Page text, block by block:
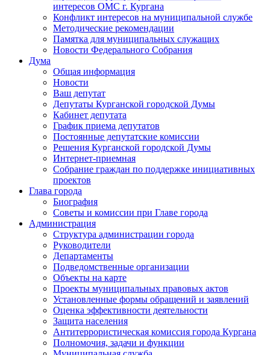
интересов ОМС г. Кургана
Конфликт интересов на муниципальной службе
Методические рекомендации
Памятка для муниципальных служащих
Новости Федерального Cобрания
Дума
Общая информация
Новости
Ваш депутат
Депутаты Курганской городской Думы
Кабинет депутата
График приема депутатов
Постоянные депутатские комиссии
Решения Курганской городской Думы
Интернет-приемная
Собрание граждан по поддержке инициативных
проектов
Глава города
Биография
Советы и комиссии при Главе города
Администрация
Структура администрации города
Руководители
Департаменты
Подведомственные организации
Объекты на карте
Проекты муниципальных правовых актов
Установленные формы обращений и заявлений
Оценка эффективности деятельности
Защита населения
Антитеррористическая комиссия города Кургана
Полномочия, задачи и функции